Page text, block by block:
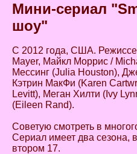
Мини-сериал
шоу"
С 2012 года, США.
Mayer, Майкл Моррис /
Мессинг (Julia Houston),
Кэтрин МакФи (Karen
Levitt), Меган Хилти (Ivy
(Eileen Rand).
Советую смотреть в
Сериал имеет два сезона,
втором 17.